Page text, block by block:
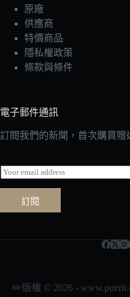
原廠
供應商
特價商品
隱私權政策
條款與條件
電子郵件通訊
訂閱我們的新聞，首次購買贈
E
m
a
l
訂閱
✏️版權 © 2026 -